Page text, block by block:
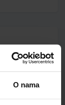
O nama
d.d.